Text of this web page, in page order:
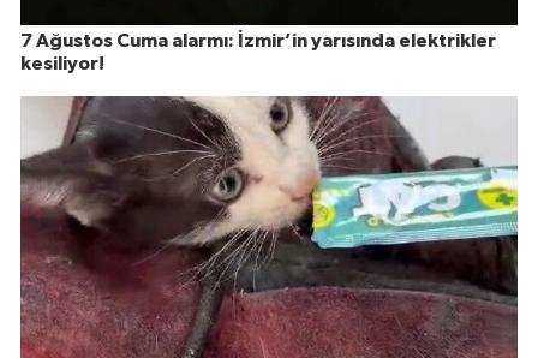
7 Ağustos Cuma alarmı: İzmir’in yarısında elektrikler
kesiliyor!